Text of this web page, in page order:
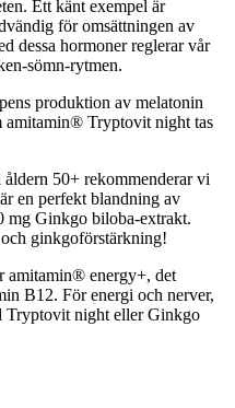
Ett känt exempel är
för omsättningen av
dessa hormoner reglerar vår
sömn-rytmen.
produktion av melatonin
amitamin® Tryptovit night tas
50+ rekommenderar vi
en perfekt blandning av
mg Ginkgo biloba-extrakt.
ginkgoförstärkning!
amitamin® energy+, det
B12. För energi och nerver,
Tryptovit night eller Ginkgo